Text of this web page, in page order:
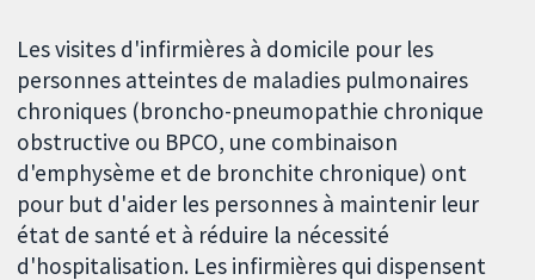
Les visites d'infirmières à domicile pour les
personnes atteintes de maladies pulmonaires
chroniques (broncho-pneumopathie chronique
obstructive ou BPCO, une combinaison
d'emphysème et de bronchite chronique) ont
pour but d'aider les personnes à maintenir leur
état de santé et à réduire la nécessité
d'hospitalisation. Les infirmières qui dispensent